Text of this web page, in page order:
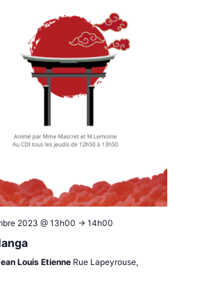
2023 @ 13h00 -> 14h00
Louis Etienne Rue Lapeyrouse,